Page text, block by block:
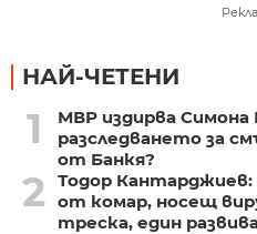
НАЙ-ЧЕТЕНИ
1
МВР издирва Симона
разследването за
от Банкя?
2
Тодор Кантарджиев:
от комар, носещ
треска, един